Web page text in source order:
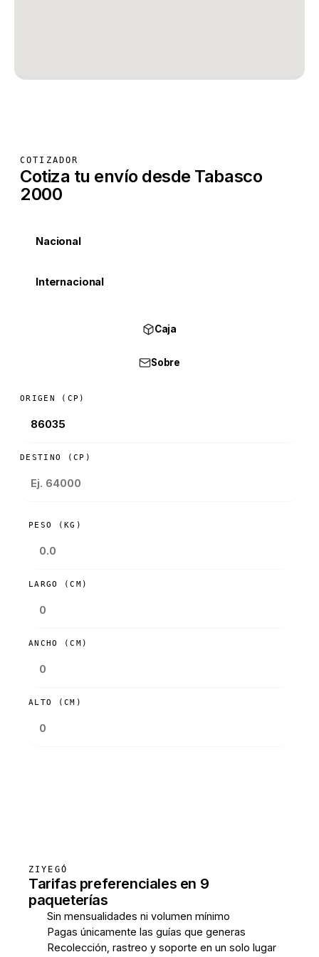
COTIZADOR
Cotiza tu envío desde Tabasco
2000
Nacional
Internacional
Caja
Sobre
ORIGEN (CP)
DESTINO (CP)
PESO (KG)
LARGO (CM)
ANCHO (CM)
ALTO (CM)
ZIYEGÓ
Tarifas preferenciales en 9
paqueterías
Sin mensualidades ni volumen mínimo
Pagas únicamente las guías que generas
Recolección, rastreo y soporte en un solo lugar